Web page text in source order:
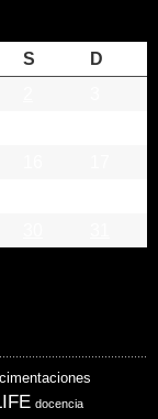
S
D
cimentaciones
docencia